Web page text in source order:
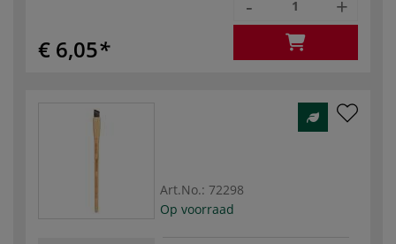
€ 6,05
Art.No.: 72298
Op voorraad